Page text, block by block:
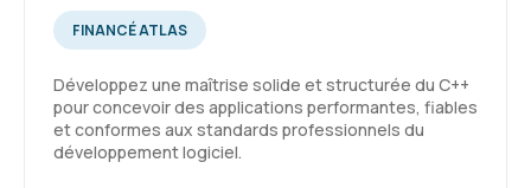
FINANCÉ ATLAS
Développez une maîtrise solide et structurée du C++
pour concevoir des applications performantes, fiables
et conformes aux standards professionnels du
développement logiciel.